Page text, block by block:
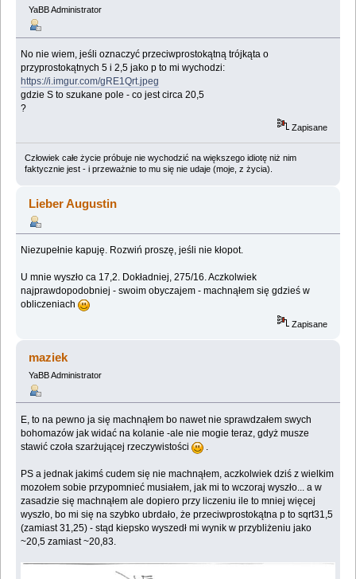
YaBB Administrator
No nie wiem, jeśli oznaczyć przeciwprostokątną trójkąta o
przyprostokątnych 5 i 2,5 jako p to mi wychodzi:
https://i.imgur.com/gRE1Qrt.jpeg
gdzie S to szukane pole - co jest circa 20,5
?
Zapisane
Człowiek całe życie próbuje nie wychodzić na większego idiotę niż nim
faktycznie jest - i przeważnie to mu się nie udaje (moje, z życia).
Lieber Augustin
Niezupełnie kapuję. Rozwiń proszę, jeśli nie kłopot.
U mnie wyszło ca 17,2. Dokładniej, 275/16. Aczkolwiek
najprawdopodobniej - swoim obyczajem - machnąłem się gdzieś w
obliczeniach
Zapisane
maziek
YaBB Administrator
E, to na pewno ja się machnąłem bo nawet nie sprawdzałem swych
bohomazów jak widać na kolanie -ale nie mogie teraz, gdyż musze
stawić czoła szarżującej rzeczywistości
PS a jednak jakimś cudem się nie machnąłem, aczkolwiek dziś z wielkim
mozołem sobie przypomnieć musiałem, jak mi to wczoraj wyszło... a w
zasadzie się machnąłem ale dopiero przy liczeniu ile to mniej więcej
wyszło, bo mi się na szybko ubrdało, że przeciwprostokątna p to sqrt31,5
(zamiast 31,25) - stąd kiepsko wyszedł mi wynik w przybliżeniu jako
~20,5 zamiast ~20,83.